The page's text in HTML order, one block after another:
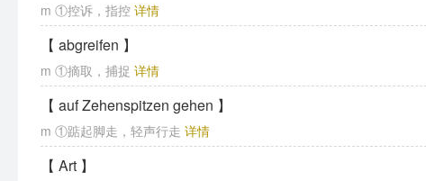
m ①控诉，指控详情
【 abgreifen 】
m ①摘取，捕捉详情
【 auf Zehenspitzen gehen 】
m ①踮起脚走，轻声行走详情
【 Art 】